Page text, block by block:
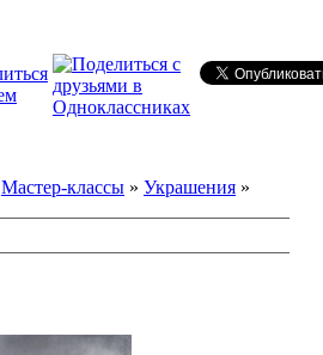
Мастер-классы » Украшения »